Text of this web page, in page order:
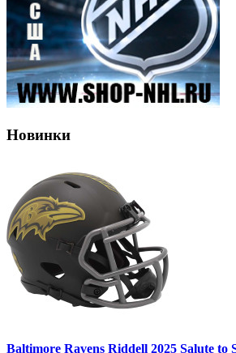
Новинки
Baltimore Ravens Riddell 2025 Salute to